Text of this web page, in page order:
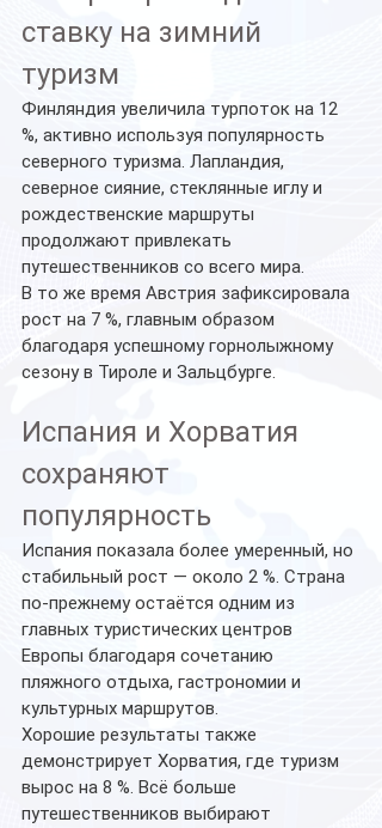
ставку на зимний
туризм
Финляндия увеличила турпоток на 12
%, активно используя популярность
северного туризма. Лапландия,
северное сияние, стеклянные иглу и
рождественские маршруты
продолжают привлекать
путешественников со всего мира.
В то же время Австрия зафиксировала
рост на 7 %, главным образом
благодаря успешному горнолыжному
сезону в Тироле и Зальцбурге.
Испания и Хорватия
сохраняют
популярность
Испания показала более умеренный, но
стабильный рост — около 2 %. Страна
по-прежнему остаётся одним из
главных туристических центров
Европы благодаря сочетанию
пляжного отдыха, гастрономии и
культурных маршрутов.
Хорошие результаты также
демонстрирует Хорватия, где туризм
вырос на 8 %. Всё больше
путешественников выбирают